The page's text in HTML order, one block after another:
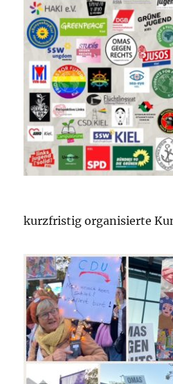
kurzfristig organisierte